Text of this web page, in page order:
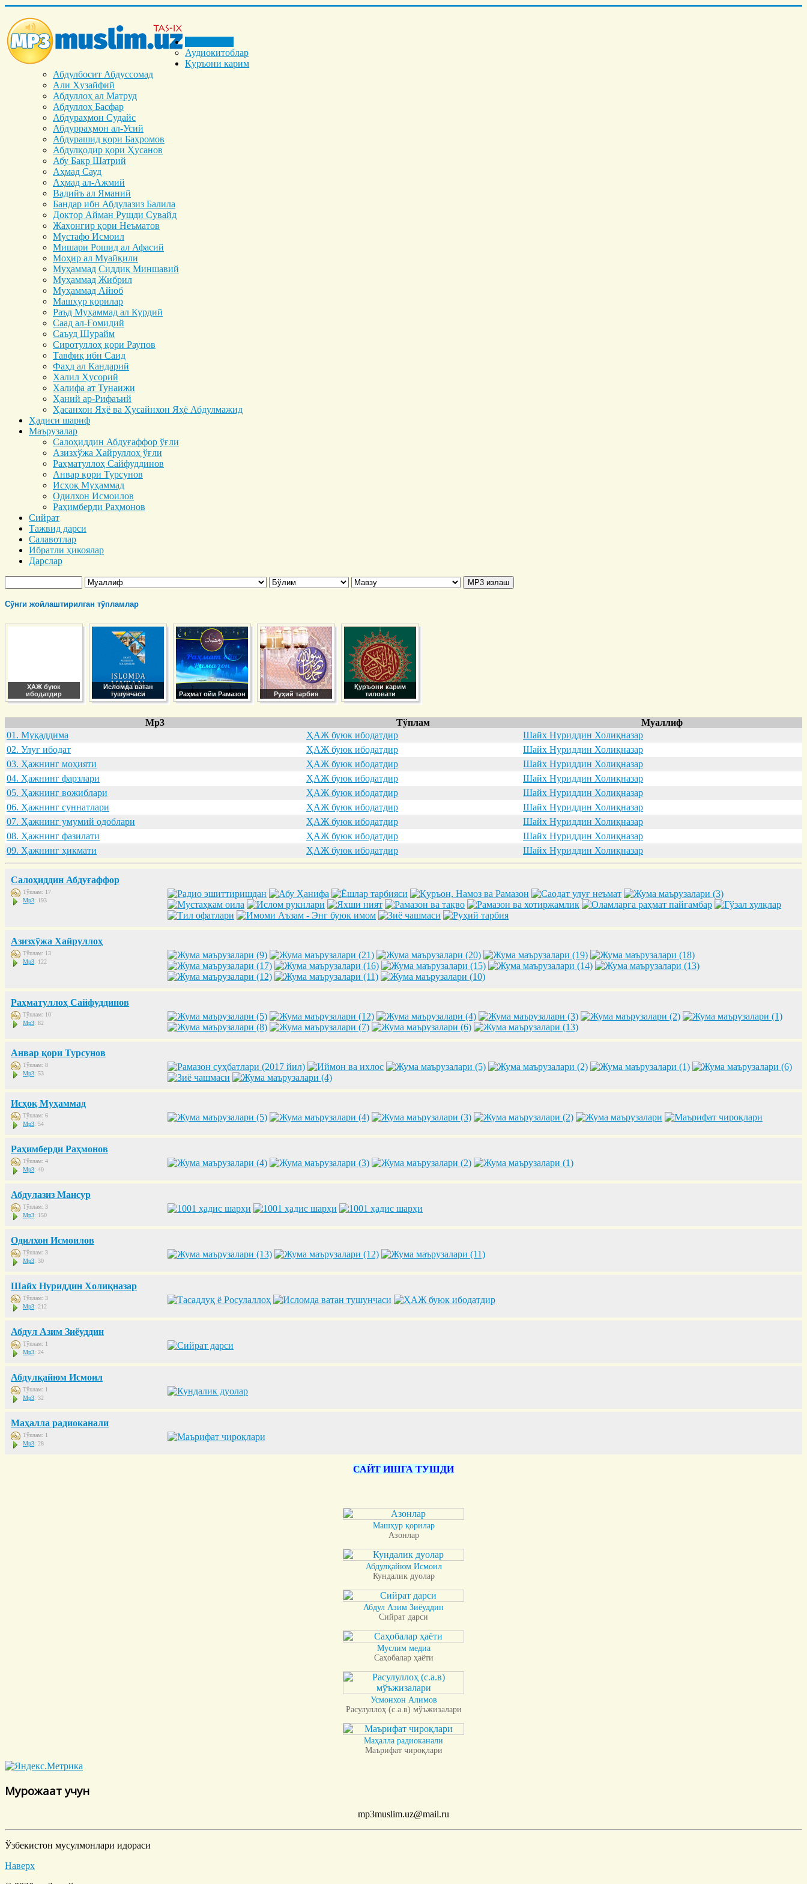
Аудиокитоблар
Қуръони карим
Абдулбосит Абдуссомад
Али Ҳузайфий
Абдуллоҳ ал Матруд
Абдуллоҳ Басфар
Абдураҳмон Судайс
Абдурраҳмон ал-Усий
Абдурашид қори Баҳромов
Абдулқодир қори Ҳусанов
Абу Бакр Шатрий
Аҳмад Сауд
Аҳмад ал-Ажмий
Вадийъ ал Яманий
Бандар ибн Абдулазиз Балила
Доктор Айман Рушди Сувайд
Жаҳонгир қори Неъматов
Мустафо Исмоил
Мишари Рошид ал Афасий
Моҳир ал Муайқили
Муҳаммад Cиддиқ Миншавий
Муҳаммад Жибрил
Муҳаммад Айюб
Машҳур қорилар
Раъд Муҳаммад ал Курдий
Саад ал-Ғомидий
Саъуд Шурайм
Сиротуллоҳ қори Раупов
Тавфиқ ибн Саид
Фаҳд ал Кандарий
Халил Ҳусорий
Халифа ат Тунаижи
Ҳаний ар-Рифаъий
Ҳасанхон Яҳё ва Ҳусайнхон Яҳё Абдулмажид
Ҳадиси шариф
Маърузалар
Салоҳиддин Абдуғаффор ўғли
Азизхўжа Хайруллоҳ ўғли
Раҳматуллоҳ Сайфуддинов
Анвар қори Турсунов
Исҳоқ Муҳаммад
Одилхон Исмоилов
Раҳимберди Раҳмонов
Сийрат
Тажвид дарси
Салавотлар
Ибратли ҳикоялар
Дарслар
Сўнги жойлаштирилган тўпламлар
ҲАЖ буюк
ибодатдир
Исломда ватан
тушунчаси
Раҳмат ойи Рамазон Руҳий тарбия
Қуръони карим
тиловати
Mp3 Тўплам
Муаллиф
01. Муқaддимa
ҲАЖ буюк ибодатдир
Шайх Нуриддин Холиқназар
02. Улуғ ибодaт
ҲАЖ буюк ибодатдир
Шайх Нуриддин Холиқназар
03. Ҳaжнинг моҳияти
ҲАЖ буюк ибодатдир
Шайх Нуриддин Холиқназар
04. Ҳaжнинг фaрзлaри
ҲАЖ буюк ибодатдир
Шайх Нуриддин Холиқназар
05. Ҳaжнинг вожиблaри
ҲАЖ буюк ибодатдир
Шайх Нуриддин Холиқназар
06. Ҳaжнинг суннaтлaри
ҲАЖ буюк ибодатдир
Шайх Нуриддин Холиқназар
07. Ҳaжнинг умумий одоблaри
ҲАЖ буюк ибодатдир
Шайх Нуриддин Холиқназар
08. Ҳaжнинг фaзилaти
ҲАЖ буюк ибодатдир
Шайх Нуриддин Холиқназар
09. Ҳaжнинг ҳикмaти
ҲАЖ буюк ибодатдир Шайх Нуриддин Холиқназар
Салоҳиддин Абдуғаффор
Тўплам: 17
Mp3: 193
Азизхўжа Хайруллоҳ
Тўплам: 13
Mp3: 122
Раҳматуллоҳ Сайфуддинов
Тўплам: 10
Mp3: 82
Анвар қори Турсунов
Тўплам: 8
Mp3: 53
Исҳоқ Муҳаммад
Тўплам: 6
Mp3: 54
Раҳимберди Раҳмонов
Тўплам: 4
Mp3: 40
Абдулазиз Мансур
Тўплам: 3
Mp3: 150
Одилхон Исмоилов
Тўплам: 3
Mp3: 30
Шайх Нуриддин Холиқназар
Тўплам: 3
Mp3: 212
Абдул Азим Зиёуддин
Тўплам: 1
Mp3: 24
Абдулқайюм Исмоил
Тўплам: 1
Mp3: 32
Маҳалла радиоканали
Тўплам: 1
Mp3: 28
САЙТ ИШГА ТУШДИ
Машҳур қорилар
Азонлар
Абдулқайюм Исмоил
Кундалик дуолар
Абдул Азим Зиёуддин
Сийрат дарси
Муслим медиа
Саҳобалар ҳаёти
Усмонхон Алимов
Расулуллоҳ (с.а.в) мўъжизалари
Маҳалла радиоканали
Маърифат чироқлари
Мурожаат учун
mp3muslim.uz@mail.ru
Ўзбекистон мусулмонлари идораси
Наверх